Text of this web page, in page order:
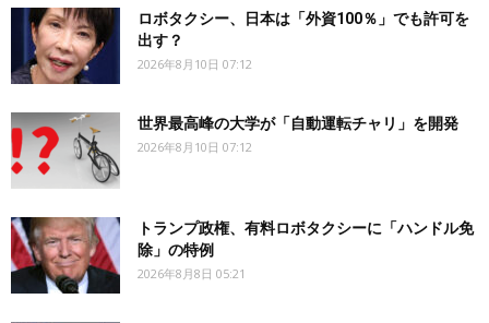
ロボタクシー、日本は「外資100％」でも許可を
出す？
2026年8月10日 07:12
世界最高峰の大学が「自動運転チャリ」を開発
2026年8月10日 07:12
トランプ政権、有料ロボタクシーに「ハンドル免
除」の特例
2026年8月8日 05:21